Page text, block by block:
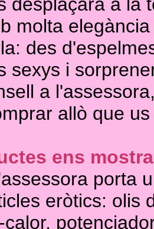
molta
des
sexys i
a
allò que
ens
porta
eròtics: olis